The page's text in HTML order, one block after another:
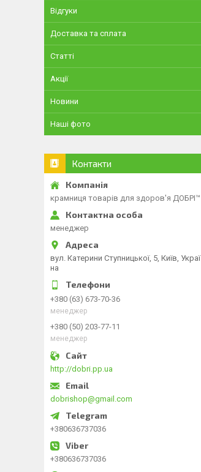
Відгуки
Доставка та сплата
Статті
Акції
Новини
Наші фото
Контакти
крамниця товарів для здоров'я ДОБРІ™
менеджер
вул. Катерини Ступницької, 5, Київ, Украї
на
+380 (63) 673-70-36
менеджер
+380 (50) 203-77-11
менеджер
http://dobri.pp.ua
dobrishop@gmail.com
+380636737036
+380636737036